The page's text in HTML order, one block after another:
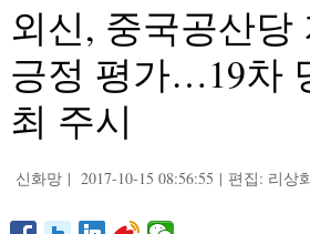
외신, 중국공산당
긍정 평가…19차
최 주시
신화망 | 2017-10-15 08:56:55 | 편집: 리상